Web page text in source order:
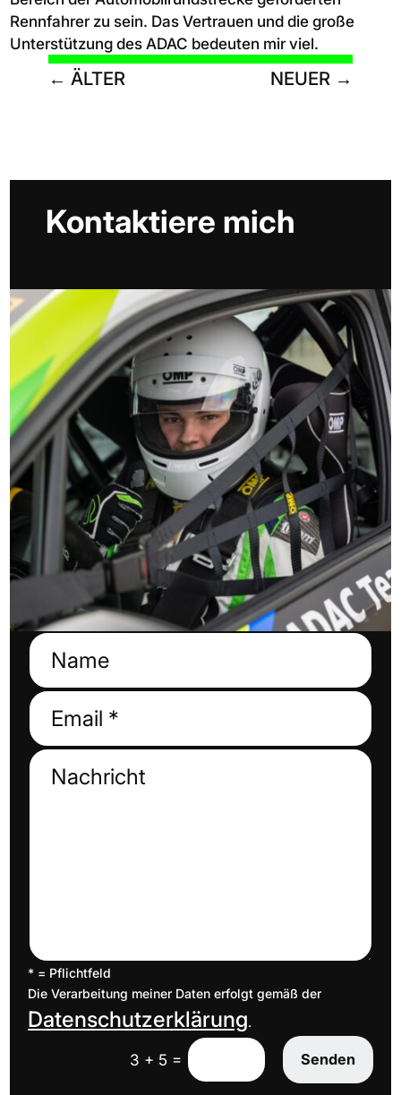
Rennfahrer zu sein. Das Vertrauen und die große
Unterstützung des ADAC bedeuten mir viel.
← ÄLTER NEUER →
Kontaktiere mich
* = Pflichtfeld
Die Verarbeitung meiner Daten erfolgt gemäß der
Datenschutzerklärung.
3 + 5 = Senden